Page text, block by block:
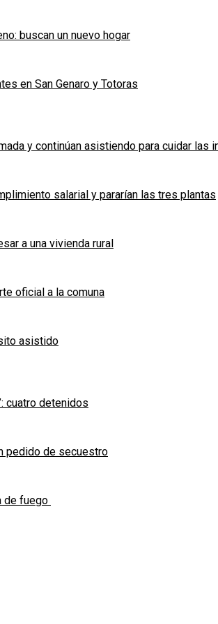
buscan un nuevo hogar
en San Genaro y Totoras
y continúan asistiendo para cuidar las
salarial y pararían las tres plantas
a una vivienda rural
oficial a la comuna
asistido
cuatro detenidos
pedido de secuestro
de fuego